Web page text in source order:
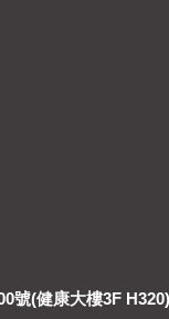
號(健康大樓3F H320)